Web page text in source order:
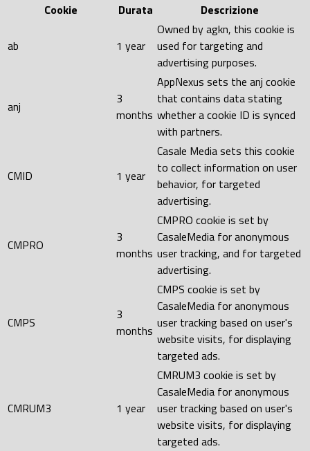
Cookie
Durata Descrizione
ab 1 year
Owned by agkn, this cookie is
used for targeting and
advertising purposes.
anj
3
months
AppNexus sets the anj cookie
that contains data stating
whether a cookie ID is synced
with partners.
CMID 1 year
Casale Media sets this cookie
to collect information on user
behavior, for targeted
advertising.
CMPRO
3
months
CMPRO cookie is set by
CasaleMedia for anonymous
user tracking, and for targeted
advertising.
CMPS
3
months
CMPS cookie is set by
CasaleMedia for anonymous
user tracking based on user's
website visits, for displaying
targeted ads.
CMRUM3 1 year
CMRUM3 cookie is set by
CasaleMedia for anonymous
user tracking based on user's
website visits, for displaying
targeted ads.